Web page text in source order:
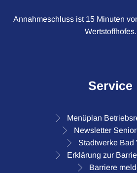
Annahmeschluss ist 15 Minuten
Wertstoffhofes.
Service
Menüplan
Newsletter
Stadtwerke Bad
Erklärung zur
Barriere